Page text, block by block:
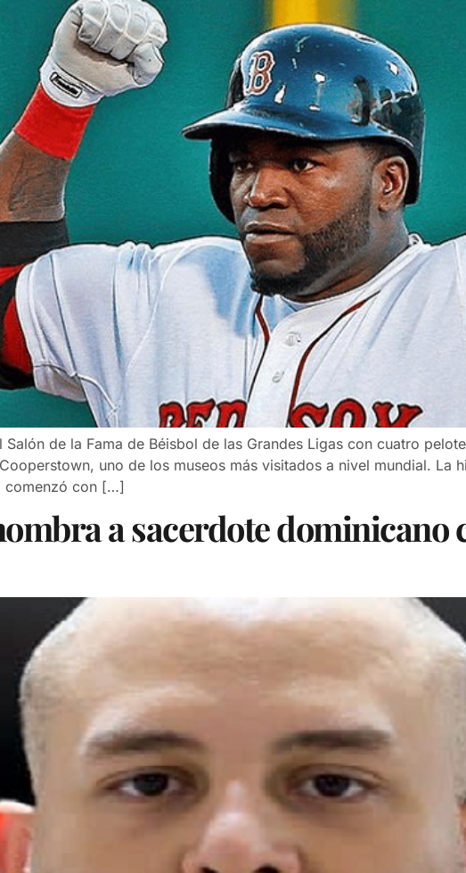
Salón de la Fama de Béisbol de las Grandes Ligas con cuatro
uno de los museos más visitados a nivel mundial. La
comenzó con […]
a sacerdote